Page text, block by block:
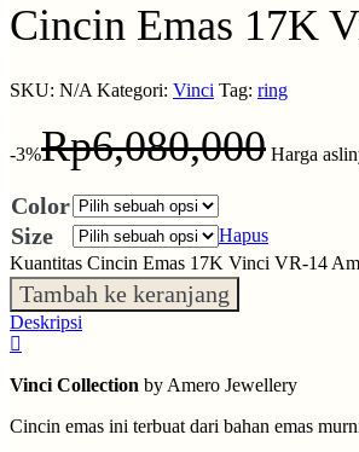
Cincin Emas 17K
SKU: N/A Kategori: Vinci Tag: ring
-3%Rp6,080,000 Harga
Color
Size
Hapus
Kuantitas Cincin Emas 17K Vinci VR-14
Tambah ke keranjang
Deskripsi
Vinci Collection by Amero Jewellery
Cincin emas ini terbuat dari bahan emas